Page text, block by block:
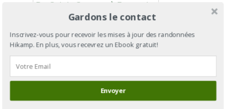
Du Col de Somport à Puente-la-
Reina
Gardons le contact
Inscrivez-vous pour recevoir les mises à jour des randonnées
Hikamp. En plus, vous recevrez un Ebook gratuit!
Envoyer